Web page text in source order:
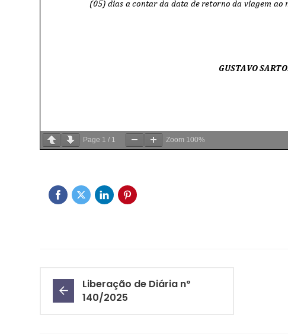
Page 1 / 1 Zoom 100%
Liberação de Diária nº
140/2025